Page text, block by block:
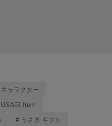
ャラクター
Item
# うさぎ ギフト